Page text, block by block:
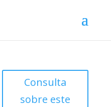
Consulta
sobre este